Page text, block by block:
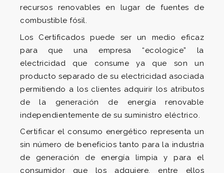
recursos renovables en lugar de fuentes de
combustible fósil.
Los Certificados puede ser un medio eficaz
para que una empresa “ecologice” la
electricidad que consume ya que son un
producto separado de su electricidad asociada
permitiendo a los clientes adquirir los atributos
de la generación de energía renovable
independientemente de su suministro eléctrico.
Certificar el consumo energético representa un
sin número de beneficios tanto para la industria
de generación de energía limpia y para el
consumidor que los adquiere, entre ellos